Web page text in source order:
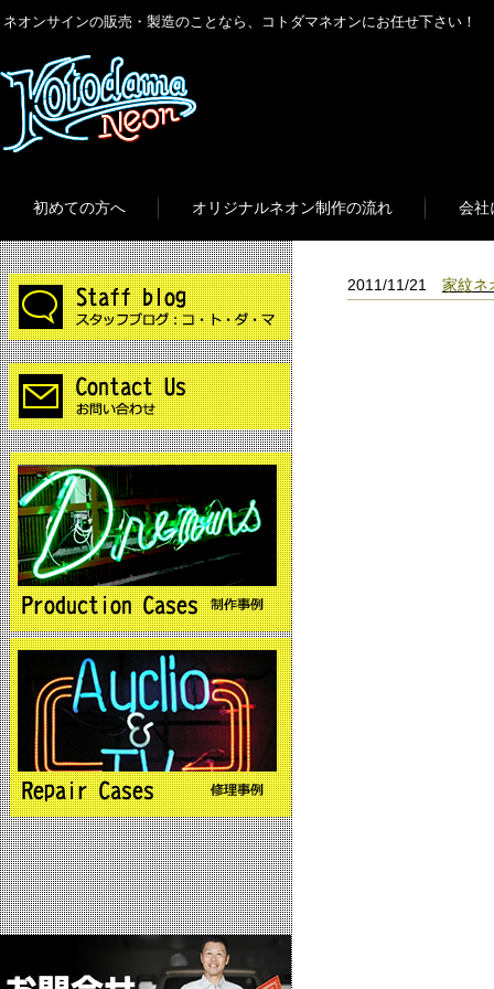
ネオンサインの販売・製造のことなら、コトダマネオンにお任せ下さい！
初めての方へ オリジナルネオン制作の流れ 会社
2011/11/21 家紋ネ